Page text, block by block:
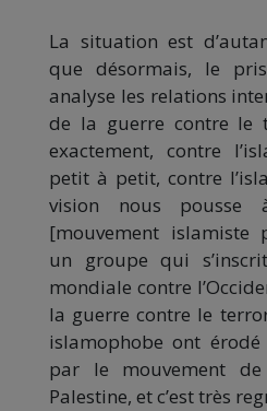
La situation est
que désormais, le
analyse les relations
de la guerre contre le
exactement, contre
petit à petit, contre
vision nous
[mouvement islamiste
un groupe qui
mondiale contre
la guerre contre le
islamophobe ont érodé
par le mouvement
Palestine, et c’est très